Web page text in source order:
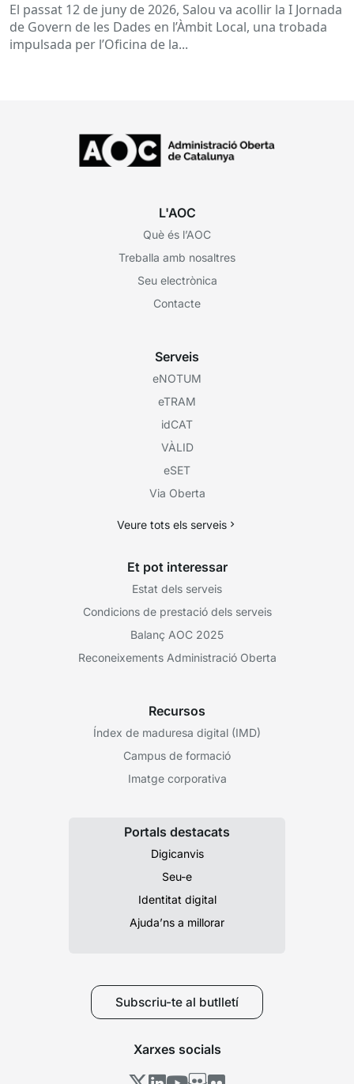
El passat 12 de juny de 2026, Salou va acollir la I Jornada
de Govern de les Dades en l’Àmbit Local, una trobada
impulsada per l’Oficina de la...
L'AOC
Què és l’AOC
Treballa amb nosaltres
Seu electrònica
Contacte
Serveis
eNOTUM
eTRAM
idCAT
VÀLID
eSET
Via Oberta
Veure tots els serveis
Et pot interessar
Estat dels serveis
Condicions de prestació dels serveis
Balanç AOC 2025
Reconeixements Administració Oberta
Recursos
Índex de maduresa digital (IMD)
Campus de formació
Imatge corporativa
Portals destacats
Digicanvis
Seu-e
Identitat digital
Ajuda’ns a millorar
Subscriu-te al butlletí
Xarxes socials